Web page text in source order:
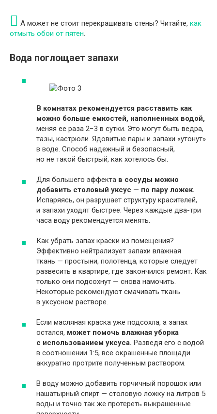
А может не стоит перекрашивать стены? Читайте, как
отмыть обои от пятен.
Вода поглощает запахи
В комнатах рекомендуется расставить как
можно больше емкостей, наполненных водой,
меняя ее раза 2−3 в сутки. Это могут быть ведра,
тазы, кастрюли. Ядовитые пары и запахи «утонут»
в воде. Способ надежный и безопасный,
но не такой быстрый, как хотелось бы.
Для большего эффекта в сосуды можно
добавить столовый уксус — по пару ложек.
Испаряясь, он разрушает структуру красителей,
и запахи уходят быстрее. Через каждые два-три
часа воду рекомендуется менять.
Как убрать запах краски из помещения?
Эффективно нейтрализует запахи влажная
ткань — простыни, полотенца, которые следует
развесить в квартире, где закончился ремонт. Как
только они подсохнут — снова намочить.
Некоторые рекомендуют смачивать ткань
в уксусном растворе.
Если масляная краска уже подсохла, а запах
остался, может помочь влажная уборка
с использованием уксуса. Разведя его с водой
в соотношении 1:5, все окрашенные площади
аккуратно протрите полученным раствором.
В воду можно добавить горчичный порошок или
нашатырный спирт — столовую ложку на литров 5
воды и точно так же протереть выкрашенные